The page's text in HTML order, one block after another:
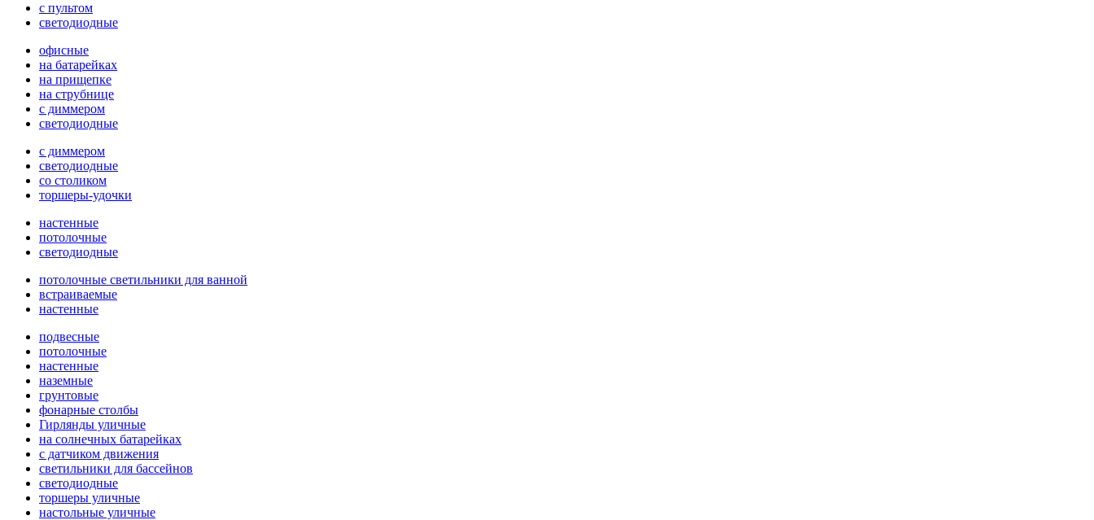
с пультом
светодиодные
офисные
на батарейках
на прищепке
на струбнице
с диммером
светодиодные
с диммером
светодиодные
со столиком
торшеры-удочки
настенные
потолочные
светодиодные
потолочные светильники для ванной
встраиваемые
настенные
подвесные
потолочные
настенные
наземные
грунтовые
фонарные столбы
Гирлянды уличные
на солнечных батарейках
с датчиком движения
светильники для бассейнов
светодиодные
торшеры уличные
настольные уличные